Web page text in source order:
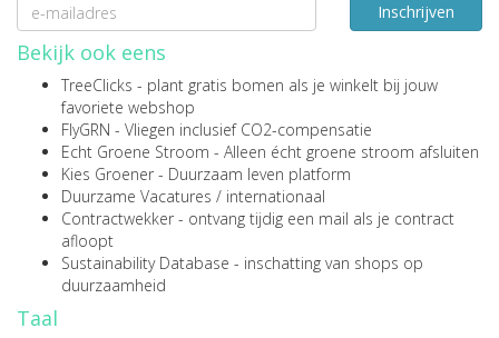
Inschrijven
Bekijk ook eens
TreeClicks - plant gratis bomen als je winkelt bij jouw
favoriete webshop
FlyGRN - Vliegen inclusief CO2-compensatie
Echt Groene Stroom - Alleen écht groene stroom afsluiten
Kies Groener - Duurzaam leven platform
Duurzame Vacatures / internationaal
Contractwekker - ontvang tijdig een mail als je contract
afloopt
Sustainability Database - inschatting van shops op
duurzaamheid
Taal